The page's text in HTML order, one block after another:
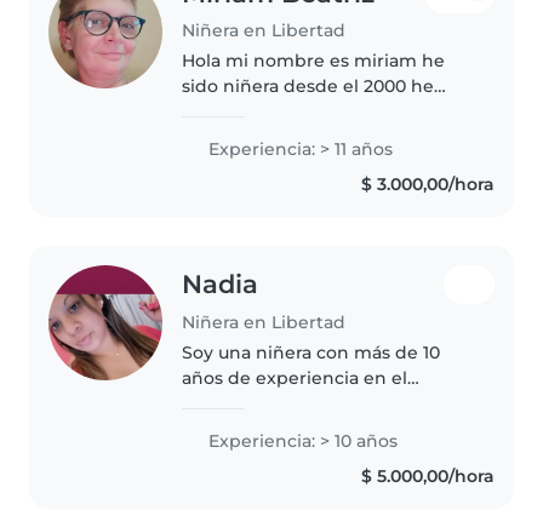
Niñera en Libertad
Hola mi nombre es miriam he
sido niñera desde el 2000 he
nacimiento hasta niños en edad
escolar si queres podes
comunicarte conmigo para una
Experiencia: > 11 años
$ 3.000,00/hora
Nadia
Niñera en Libertad
Soy una niñera con más de 10
años de experiencia en el
edades, desde bebés hasta
adolescentes. Tengo experiencia
con niños con asma y me
Experiencia: > 10 años
$ 5.000,00/hora